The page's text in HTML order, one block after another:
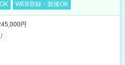
WEB登録・面接OK
円